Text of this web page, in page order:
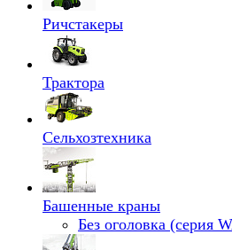
Ричстакеры
Трактора
Сельхозтехника
Башенные краны
Без оголовка (серия